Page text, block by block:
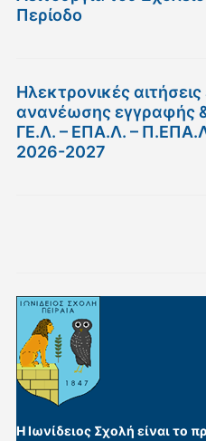
Περίοδο
Ηλεκτρονικές
ανανέωσης εγγραφής
ΓΕ.Λ. – ΕΠΑ.Λ. –
2026-2027
Η Ιωνίδειος Σχολή είναι το